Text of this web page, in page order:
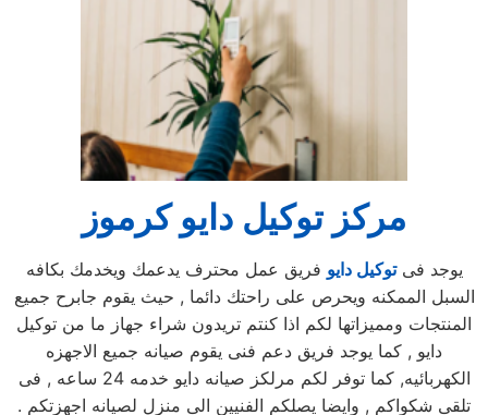
مركز توكيل دايو كرموز
يوجد فىتوكيل دايو فريق عمل محترف يدعمك ويخدمك بكافه
السبل الممكنه ويحرص على راحتك دائما , حيث يقوم جابرح جميع
المنتجات ومميزاتها لكم اذا كنتم تريدون شراء جهاز ما من توكيل
دايو , كما يوجد فريق دعم فنى يقوم صيانه جميع الاجهزه
الكهربائيه, كما توفر لكم مرلكز صيانه دايو خدمه 24 ساعه , فى
تلقى شكواكم , وايضا يصلكم الفنيين الى منزل لصيانه اجهزتكم .